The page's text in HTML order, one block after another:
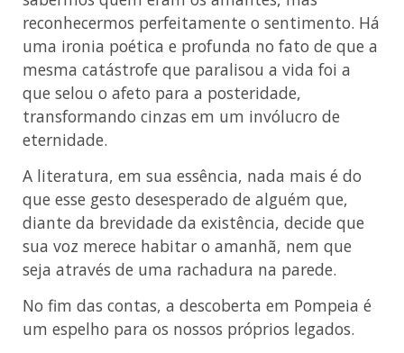
reconhecermos perfeitamente o sentimento. Há
uma ironia poética e profunda no fato de que a
mesma catástrofe que paralisou a vida foi a
que selou o afeto para a posteridade,
transformando cinzas em um invólucro de
eternidade.
A literatura, em sua essência, nada mais é do
que esse gesto desesperado de alguém que,
diante da brevidade da existência, decide que
sua voz merece habitar o amanhã, nem que
seja através de uma rachadura na parede.
No fim das contas, a descoberta em Pompeia é
um espelho para os nossos próprios legados.